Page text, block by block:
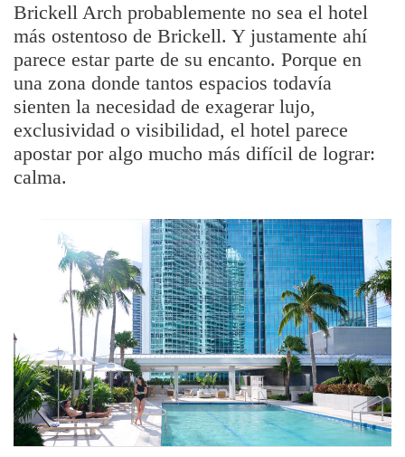
Brickell Arch probablemente no sea el hotel
más ostentoso de Brickell. Y justamente ahí
parece estar parte de su encanto. Porque en
una zona donde tantos espacios todavía
sienten la necesidad de exagerar lujo,
exclusividad o visibilidad, el hotel parece
apostar por algo mucho más difícil de lograr:
calma.